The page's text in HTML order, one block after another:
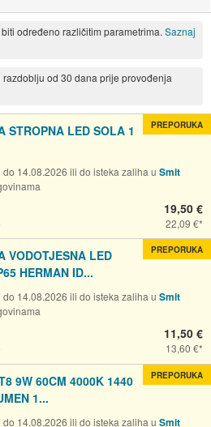
određeno različitim parametrima. Saznaj
od 30 dana prije provođenja
STROPNA LED SOLA 1
14.08.2026 ili do isteka zaliha u Smit
19,50 €
22,09 €
PREPORUKA
VODOTJESNA LED
HERMAN ID...
14.08.2026 ili do isteka zaliha u Smit
11,50 €
13,60 €
PREPORUKA
9W 60CM 4000K 1440
1...
14.08.2026 ili do isteka zaliha u Smit
PREPORUKA